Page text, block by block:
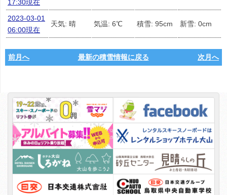
17:30現在
2023-03-01
06:00現在
天気: 晴 気温: 6℃ 積雪: 95cm 新雪: 0cm
前月へ 最新の積雪情報に戻る 次月へ